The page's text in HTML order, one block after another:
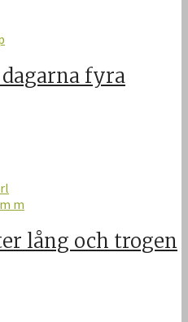
fyra
m
lång och trogen